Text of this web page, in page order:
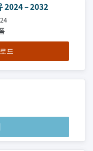
2024 – 2032
드